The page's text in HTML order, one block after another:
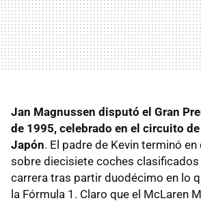
Jan Magnussen disputó el Gran
de 1995, celebrado en el circuito de
Japón. El padre de Kevin terminó
sobre diecisiete coches clasificados
carrera tras partir duodécimo en lo
la Fórmula 1. Claro que el McLaren